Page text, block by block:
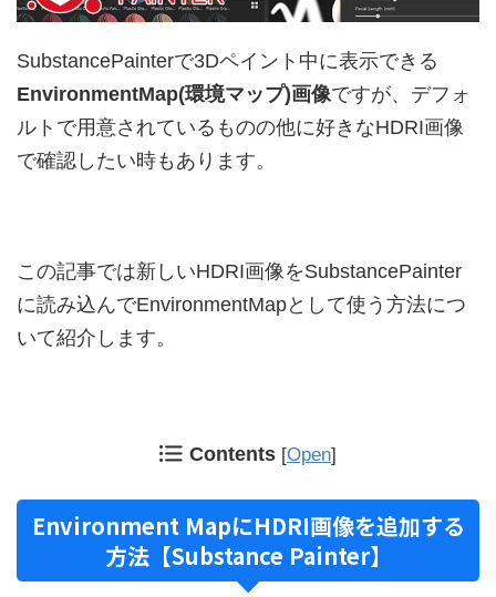
SubstancePainterで3Dペイント中に表示できる
EnvironmentMap(環境マップ)画像ですが、デフォ
ルトで用意されているものの他に好きなHDRI画像
で確認したい時もあります。
この記事では新しいHDRI画像をSubstancePainter
に読み込んでEnvironmentMapとして使う方法につ
いて紹介します。
Contents [Open]
Environment MapにHDRI画像を追加する
方法【Substance Painter】